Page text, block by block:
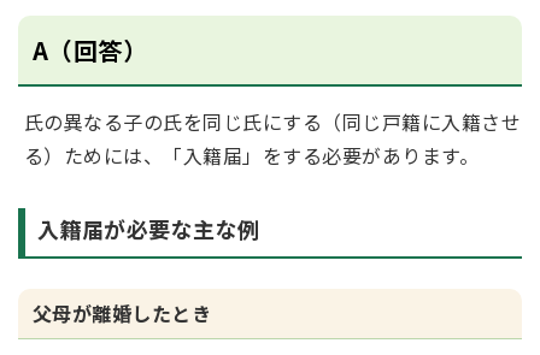
A（回答）
氏の異なる子の氏を同じ氏にする（同じ戸籍に入籍させ
る）ためには、「入籍届」をする必要があります。
入籍届が必要な主な例
父母が離婚したとき